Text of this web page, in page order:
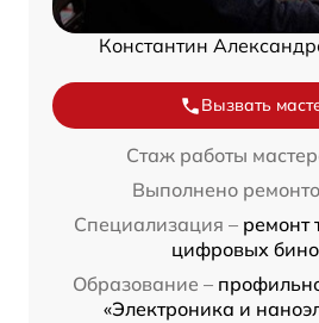
Константин
Вызвать
Стаж работы
Выполнено
Специализация – ремонт
цифровых
Образование –
«Электроника и